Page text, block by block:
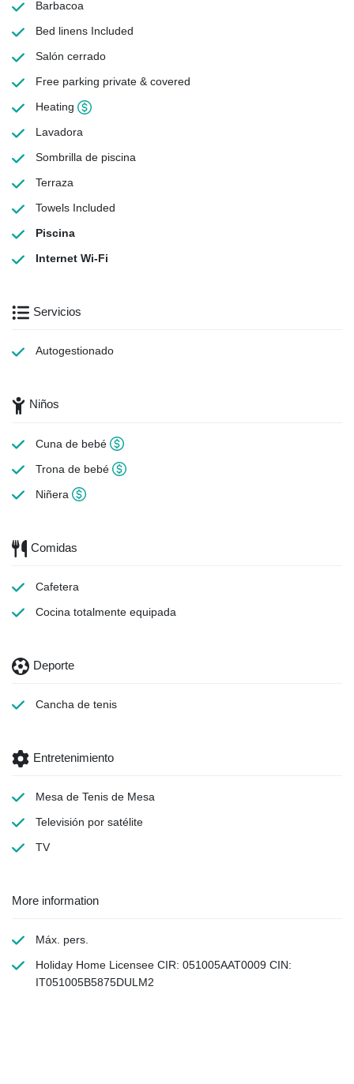
Barbacoa
Bed linens Included
Salón cerrado
Free parking private & covered
Heating
Lavadora
Sombrilla de piscina
Terraza
Towels Included
Piscina
Internet Wi-Fi
Servicios
Autogestionado
Niños
Cuna de bebé
Trona de bebé
Niñera
Comidas
Cafetera
Cocina totalmente equipada
Deporte
Cancha de tenis
Entretenimiento
Mesa de Tenis de Mesa
Televisión por satélite
TV
More information
Máx. pers.
Holiday Home Licensee CIR: 051005AAT0009 CIN:
IT051005B5875DULM2